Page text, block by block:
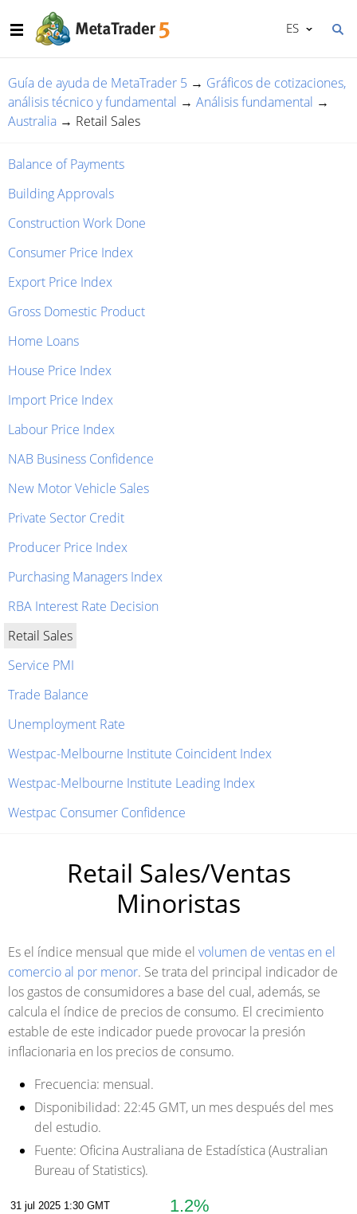
ES
Guía de ayuda de MetaTrader 5 → Gráficos de cotizaciones,
análisis técnico y fundamental → Análisis fundamental →
Australia → Retail Sales
Balance of Payments
Building Approvals
Construction Work Done
Consumer Price Index
Export Price Index
Gross Domestic Product
Home Loans
House Price Index
Import Price Index
Labour Price Index
NAB Business Confidence
New Motor Vehicle Sales
Private Sector Credit
Producer Price Index
Purchasing Managers Index
RBA Interest Rate Decision
Retail Sales
Service PMI
Trade Balance
Unemployment Rate
Westpac-Melbourne Institute Coincident Index
Westpac-Melbourne Institute Leading Index
Westpac Consumer Confidence
Retail Sales/Ventas
Minoristas
Es el índice mensual que mide el volumen de ventas en el
comercio al por menor. Se trata del principal indicador de
los gastos de consumidores a base del cual, además, se
calcula el índice de precios de consumo. El crecimiento
estable de este indicador puede provocar la presión
inflacionaria en los precios de consumo.
Frecuencia: mensual.
Disponibilidad: 22:45 GMT, un mes después del mes
del estudio.
Fuente: Oficina Australiana de Estadística (Australian
Bureau of Statistics).